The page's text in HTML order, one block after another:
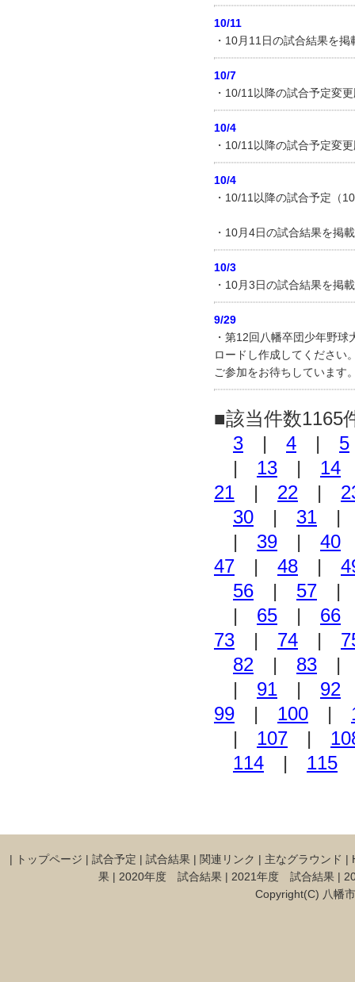
10/11
・10月11日の試合結果を
10/7
・10/11以降の試合予定変
10/4
・10/11以降の試合予定変
10/4
・10/11以降の試合予定（
・10月4日の試合結果を掲
10/3
・10月3日の試合結果を掲
9/29
・第12回八幡卒団少年野
ロードし作成してください
ご参加をお待ちしています
■該当件数
3 | 4 | 5
| 13 | 14
21 | 22 |
30 | 31
| 39 | 40
47 | 48 |
56 | 57
| 65 | 66
73 | 74 |
82 | 83
| 91 | 92
99 | 100 |
| 107 |
114 | 115
| トップページ | 試合予定 | 試合結果 | 関連リンク | 主なグラウンド |
果 | 2020年度 試合結果 | 2021年度 試合結果 |
Copyright(C) 八幡